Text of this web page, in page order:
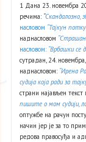
1 Дана 23. новембра
речима: “Скандалозно,
насловом “Тајкун
наднасловом “Страшан
насловом: “Врбашки се
сутрадан, 24.
наднасловом: “Ирена
судија која ради за
страни најављен
пишите о мом судији,
оптужбе на рачун
начин јер је за то
редова правосуђа и